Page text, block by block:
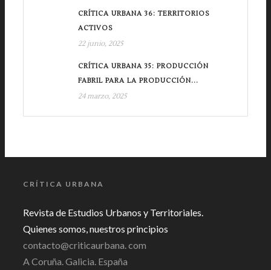
CRÍTICA URBANA 36: TERRITORIOS
ACTIVOS
22 junio, 2025
CRÍTICA URBANA 35: PRODUCCIÓN
FABRIL PARA LA PRODUCCIÓN...
24 marzo, 2025
CRÍTICA URBANA
Revista de Estudios Urbanos y Territoriales.
Quienes somos, nuestros principios
contacto@criticaurbana. com
A Coruña. Galicia. España